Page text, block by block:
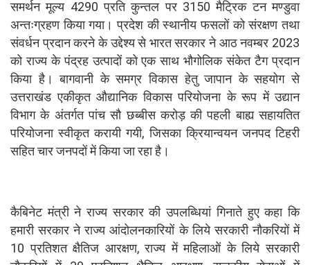
समर्थन मूल्य 4290 प्रति कुन्तल पर 3150 मैट्रिक टन मण्डुवा
अन्तःग्रहण किया गया। प्रदेश की स्थानीय फसलों को संरक्षण तथा
संवर्धन प्रदान करने के उद्देश्य से भारत सरकार ने आठ नवम्बर 2023
को राज्य के पंद्रह उत्पादों को एक साथ भौगोलिक संकेत टैग प्रदान
किया है। बागवानी के समग्र विकास हेतु जापान के सहयोग से
उत्तराखंड एकीकृत औद्यानिक विकास परियोजना के रूप में उद्यान
विभाग के अंतर्गत पांच सौ छब्बीस करोड़ की पहली बाह्य सहायतित
परियोजना स्वीकृत करायी गयी, जिसका क्रियान्वयन जनपद टिहरी
सहित चार जनपदों में किया जा रहा है।
कैबिनेट मंत्री ने राज्य सरकार की उपलब्धियां गिनाते हुए कहा कि
हमारी सरकार ने राज्य आंदोलनकारियों के लिये सरकारी नौकरियों में
10 प्रतिशत क्षैतिज आरक्षण, राज्य में महिलाओं के लिये सरकारी